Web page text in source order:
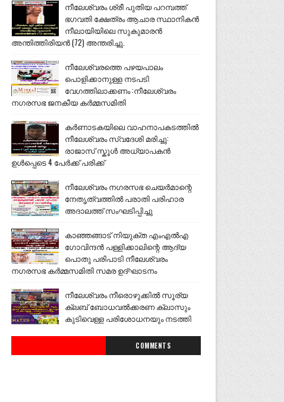
നീലേശ്വരം ശ്രീ പുതിയ പറമ്പത്ത്
ഭഗവതി ക്ഷേത്രം ആചാര സ്ഥാനികൻ
നീലായിയിലെ സുകുമാരൻ
അന്തിത്തിരിയൻ (72) അന്തരിച്ചു.
നീലേശ്വരത്തെ പഴയപാലം
പൊളിക്കാനുള്ള നടപടി
വേഗത്തിലാക്കണം :നീലേശ്വരം
നഗരസഭ ജനകീയ കർമ്മസമിതി
കർണാടകയിലെ വാഹനാപകടത്തിൽ
നീലേശ്വരം സ്വദേശി മരിച്ചു:
രാജാസ് സ്കൂൾ അധ്യാപകൻ
ഉൾപ്പെടെ 4 പേർക്ക് പരിക്ക്
നീലേശ്വരം നഗരസഭ ചെയർമാന്റെ
നേതൃത്വത്തിൽ പരാതി പരിഹാര
അദാലത്ത് സംഘടിപ്പിച്ചു
കാഞ്ഞങ്ങാട് നിയുക്ത എംഎൽഎ
ഗോവിന്ദൻ പള്ളിക്കാലിന്റെ ആദ്യ
പൊതു പരിപാടി നീലേശ്വരം
നഗരസഭ കർമ്മസമിതി സമര ഉദ്ഘാടനം
നീലേശ്വരം നീരൊഴുക്കിൽ സൂര്യ
ക്ലബ് ബോധവൽക്കരണ ക്ലാസും
കുടിവെള്ള പരിശോധനയും നടത്തി
COMMENTS